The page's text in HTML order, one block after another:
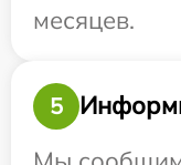
месяцев.
5